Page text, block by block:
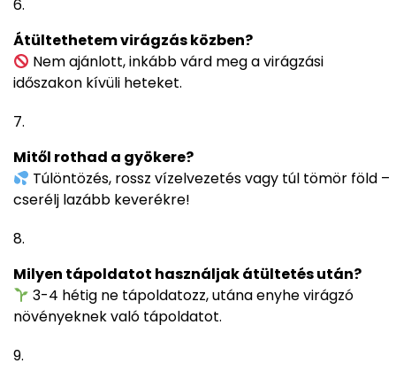
Átültethetem virágzás közben?
Nem ajánlott, inkább várd meg a virágzási
időszakon kívüli heteket.
Mitől rothad a gyökere?
Túlöntözés, rossz vízelvezetés vagy túl tömör föld –
cserélj lazább keverékre!
Milyen tápoldatot használjak átültetés után?
3-4 hétig ne tápoldatozz, utána enyhe virágzó
növényeknek való tápoldatot.